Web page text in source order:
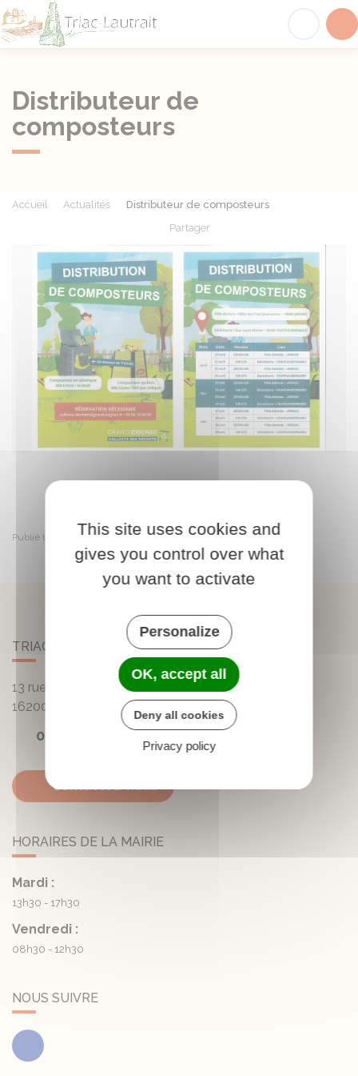
Distributeur de
composteurs
Accueil Actualités
Distributeur de composteurs
Partager
Publié le mercredi 1 avril 2026
TRIAC-LAUTRAIT
13 rue de la Mairie - Lautrait
16200
Triac-Lautrait
05 45 81 05 41
Contactez-nous
HORAIRES DE LA MAIRIE
Mardi :
13h30 - 17h30
Vendredi :
08h30 - 12h30
NOUS SUIVRE
Facebook
This site uses cookies and
gives you control over what
you want to activate
Personalize
OK, accept all
Deny all cookies
Privacy policy